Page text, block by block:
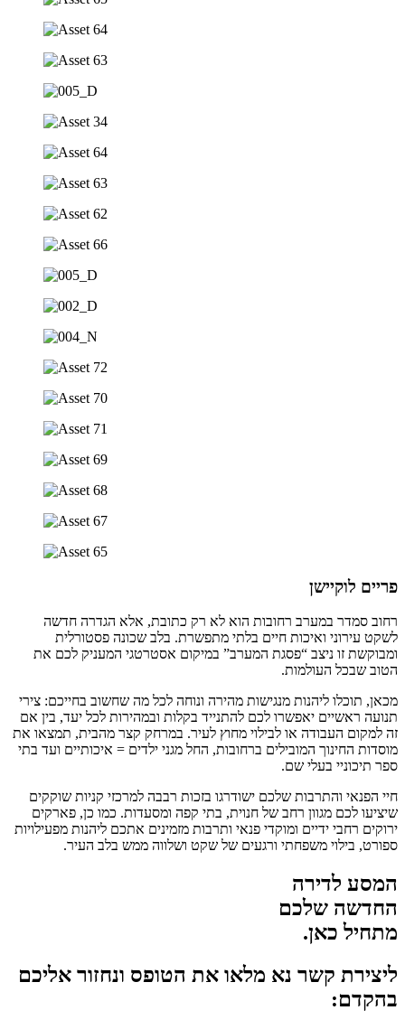
פריים לוקיישן
רחוב סמדר במערב רחובות הוא לא רק כתובת, אלא הגדרה חדשה
לשקט עירוני ואיכות חיים בלתי מתפשרת. בלב שכונה פסטורלית
ומבוקשת זו ניצב “פסגת המערב” במיקום אסטרטגי המעניק לכם את
הטוב שבכל העולמות.
מכאן, תוכלו ליהנות מנגישות מהירה ונוחה לכל מה שחשוב בחייכם: צירי
תנועה ראשיים יאפשרו לכם להתנייד בקלות ובמהירות לכל יעד, בין אם
זה למקום העבודה או לבילוי מחוץ לעיר. במרחק קצר מהבית, תמצאו את
מוסדות החינוך המובילים ברחובות, החל מגני ילדים = איכותיים ועד בתי
ספר תיכוניי בעלי שם.
חיי הפנאי והתרבות שלכם ישודרגו בזכות רבבה למרכזי קניות שוקקים
שיציעו לכם מגוון רחב של חנוית, בתי קפה ומסעדות. כמו כן, פארקים
ירוקים רחבי ידיים ומוקדי פנאי ותרבות מזמינים אתכם ליהנות מפעילויות
ספורט, בילוי משפחתי ורגעים של שקט ושלווה ממש בלב העיר.
המסע לדירה
החדשה שלכם
מתחיל כאן.
ליצירת קשר נא מלאו את הטופס ונחזור אליכם
בהקדם: